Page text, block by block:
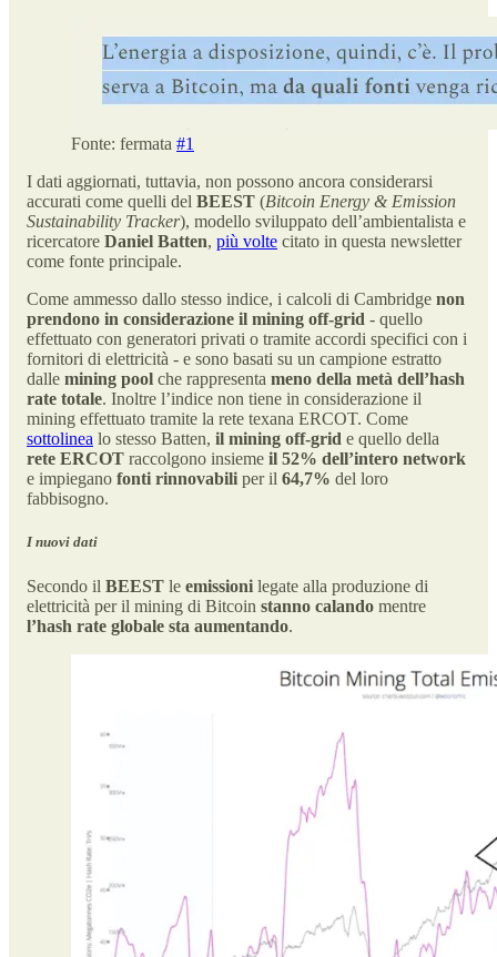
Fonte: fermata #1
I dati aggiornati, tuttavia, non possono ancora considerarsi
accurati come quelli del BEEST (Bitcoin Energy & Emission
Sustainability Tracker), modello sviluppato dell’ambientalista e
ricercatore Daniel Batten, più volte citato in questa newsletter
come fonte principale.
Come ammesso dallo stesso indice, i calcoli di Cambridge non
prendono in considerazione il mining off-grid - quello
effettuato con generatori privati o tramite accordi specifici con i
fornitori di elettricità - e sono basati su un campione estratto
dalle mining pool che rappresenta meno della metà dell’hash
rate totale. Inoltre l’indice non tiene in considerazione il
mining effettuato tramite la rete texana ERCOT. Come
sottolinea lo stesso Batten, il mining off-grid e quello della
rete ERCOT raccolgono insieme il 52% dell’intero network
e impiegano fonti rinnovabili per il 64,7% del loro
fabbisogno.
I nuovi dati
Secondo il BEEST le emissioni legate alla produzione di
elettricità per il mining di Bitcoin stanno calando mentre
l’hash rate globale sta aumentando.